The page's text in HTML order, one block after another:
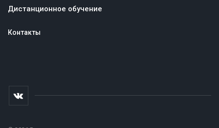
Дистанционное обучение
Контакты